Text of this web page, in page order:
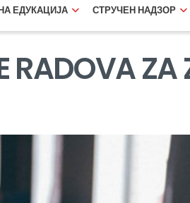
ЕДУКАЦИЈА СТРУЧЕН НАДЗОР
RADOVA ZA